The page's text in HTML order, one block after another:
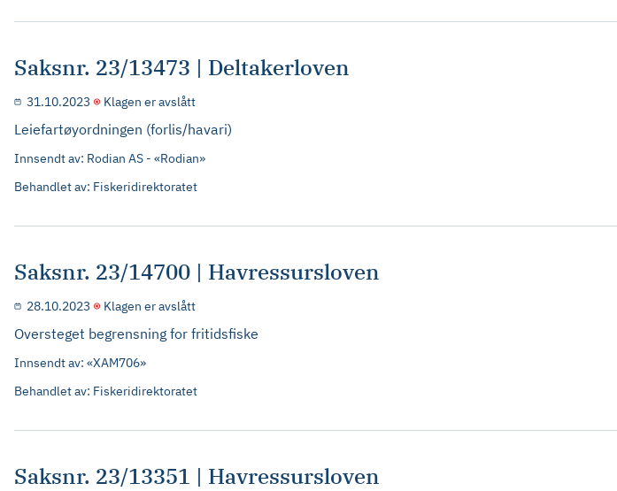
Saksnr. 23/13473 | Deltakerloven
31.10.2023 Klagen er avslått
Leiefartøyordningen (forlis/havari)
Innsendt av: Rodian AS - «Rodian»
Behandlet av: Fiskeridirektoratet
Saksnr. 23/14700 | Havressursloven
28.10.2023 Klagen er avslått
Oversteget begrensning for fritidsfiske
Innsendt av: «XAM706»
Behandlet av: Fiskeridirektoratet
Saksnr. 23/13351 | Havressursloven